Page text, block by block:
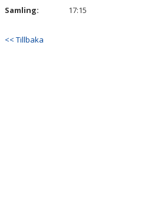
Samling:
17:15
<< Tillbaka